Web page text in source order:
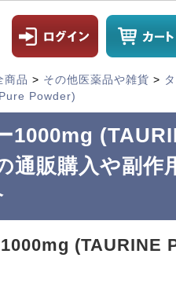
商品 > その他医薬品や雑貨 >
Powder)
1000mg
通販購入や副作
(TAURINE